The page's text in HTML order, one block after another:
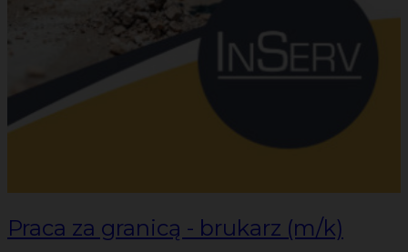
Praca za granicą - brukarz (m/k)